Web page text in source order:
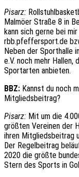
Pisarz:
Malmöer Straße 8 in
kann sich gerne bei
rbb.pfeffersport.de
Neben der Sporthalle
e.V. noch mehr
Sportarten anbieten.
BBZ: Kannst du noch
Mitgliedsbeitrag?
Pisarz: Mit um die
größten Vereinen der
ihren Mitgliedsbeitrag
Der Regelbeitrag
2020 die größte
Stern des Sports in